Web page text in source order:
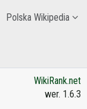
Polska Wikipedia
WikiRank.net
wer. 1.6.3